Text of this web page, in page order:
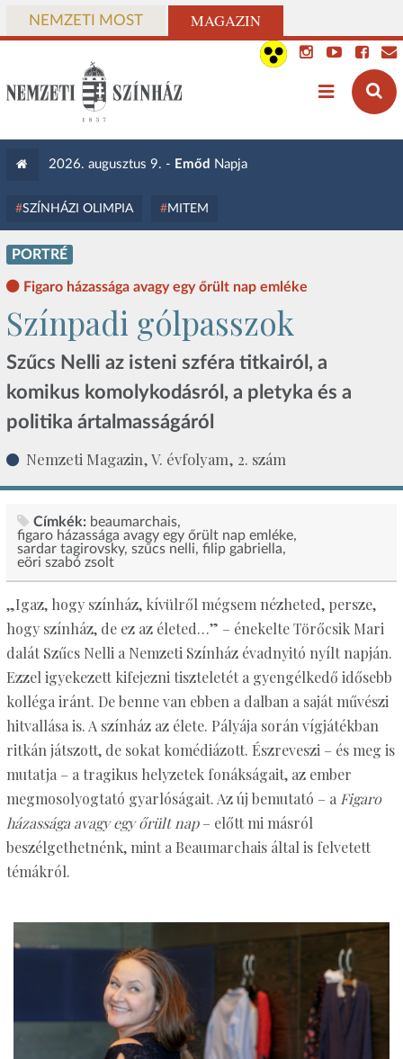
NEMZETI MOST MAGAZIN
2026. augusztus 9. - Emőd Napja
SZÍNHÁZI OLIMPIA MITEM
PORTRÉ
Figaro házassága avagy egy őrült nap emléke
Színpadi gólpasszok
Szűcs Nelli az isteni szféra titkairól, a
komikus komolykodásról, a pletyka és a
politika ártalmasságáról
Nemzeti Magazin, V. évfolyam, 2. szám
Címkék: beaumarchais
figaro házassága avagy egy őrült nap emléke
sardar tagirovsky szűcs nelli filip gabriella
eöri szabó zsolt
„Igaz, hogy színház, kívülről mégsem nézheted, persze,
hogy színház, de ez az életed…” – énekelte Törőcsik Mari
dalát Szűcs Nelli a Nemzeti Színház évadnyitó nyílt napján.
Ezzel igyekezett kifejezni tiszteletét a gyengélkedő idősebb
kolléga iránt. De benne van ebben a dalban a saját művészi
hitvallása is. A színház az élete. Pályája során vígjátékban
ritkán játszott, de sokat komédiázott. Észreveszi – és meg is
mutatja – a tragikus helyzetek fonákságait, az ember
megmosolyogtató gyarlóságait. Az új bemutató – a Figaro
házassága avagy egy őrült nap– előtt mi másról
beszélgethetnénk, mint a Beaumarchais által is felvetett
témákról.